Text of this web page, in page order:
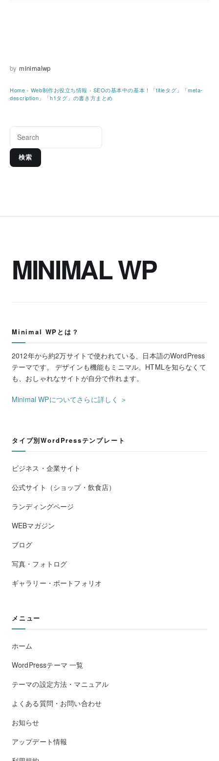
by minimalwp
Home › Web制作お役立ち情報 › SEOの基本中の基本！「titleタグ」「meta-
description」「h1タグ」の書き方まとめ
検索
MINIMAL WP
Minimal WPとは？
2012年から約2万サイトで使われている、日本語のWordPress
テーマです。 デザインも機能もミニマル。HTMLを知らなくて
も、おしゃれなサイトが自分で作れます。
Minimal WPについてさらに詳しく ＞
タイプ別WordPressテンプレート
ビジネス・企業サイト
公式サイト（ショップ・飲食店）
ランディングページ
WEBマガジン
ブログ
写真・フォトログ
ギャラリー・ポートフォリオ
メニュー
ホーム
WordPressテーマ 一覧
テーマの設定方法・マニュアル
よくある質問・お問い合わせ
お知らせ
アップデート情報